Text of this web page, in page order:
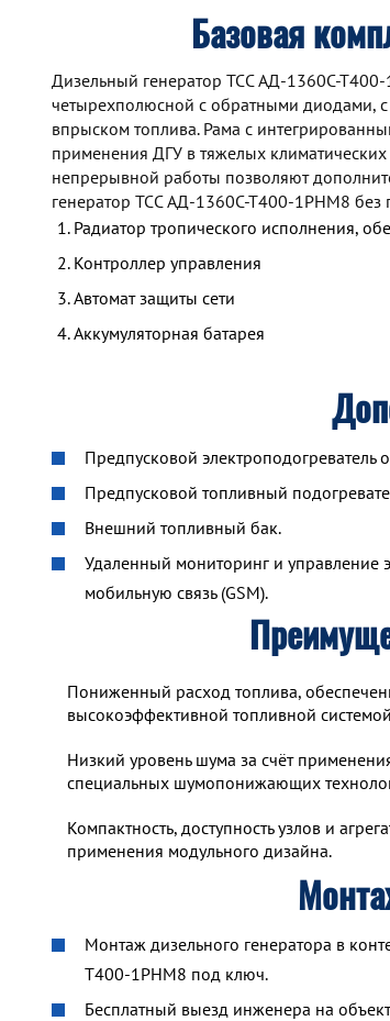
Базовая
Дизельный генератор TCC АД-1360С-
четырехполюсной с обратными диодами,
впрыском топлива. Рама с
применения ДГУ в тяжелых
непрерывной работы позволяют
генератор TCC АД-1360С-Т400-1РНМ8 без
Радиатор тропического исполнения,
Контроллер управления
Автомат защиты сети
Аккумуляторная батарея
Предпусковой
Предпусковой топливный
Внешний топливный бак.
Удаленный мониторинг и управление
мобильную связь (GSM).
Пониженный расход топлива,
высокоэффективной топливной
Низкий уровень шума за счёт
специальных шумопонижающих
Компактность, доступность узлов и
применения модульного дизайна.
Монтаж дизельного генератора в
Т400-1РНМ8 под ключ.
Бесплатный выезд инженера на